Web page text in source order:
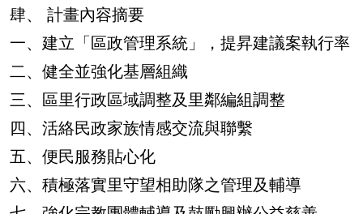
肆、 計畫內容摘要
一、建立「區政管理系統」，提昇建議案執行率
二、健全並強化基層組織
三、區里行政區域調整及里鄰編組調整
四、活絡民政家族情感交流與聯繫
五、便民服務貼心化
六、積極落實里守望相助隊之管理及輔導